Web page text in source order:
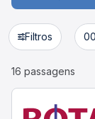
Filtros
16 passagens